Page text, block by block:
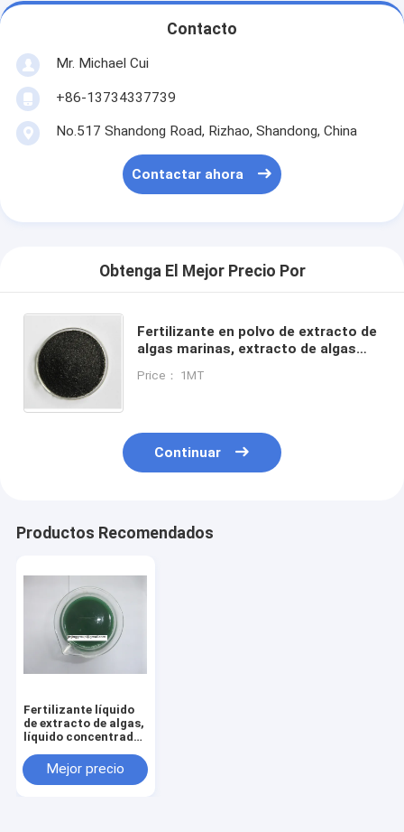
Contacto
Mr. Michael Cui
+86-13734337739
No.517 Shandong Road, Rizhao, Shandong, China
Contactar ahora
Obtenga El Mejor Precio Por
Fertilizante en polvo de extracto de
algas marinas, extracto de algas
escamas de extracto de algas
Price： 1MT
Continuar
Productos Recomendados
Fertilizante líquido
de extracto de algas,
líquido concentrado
Mejor precio